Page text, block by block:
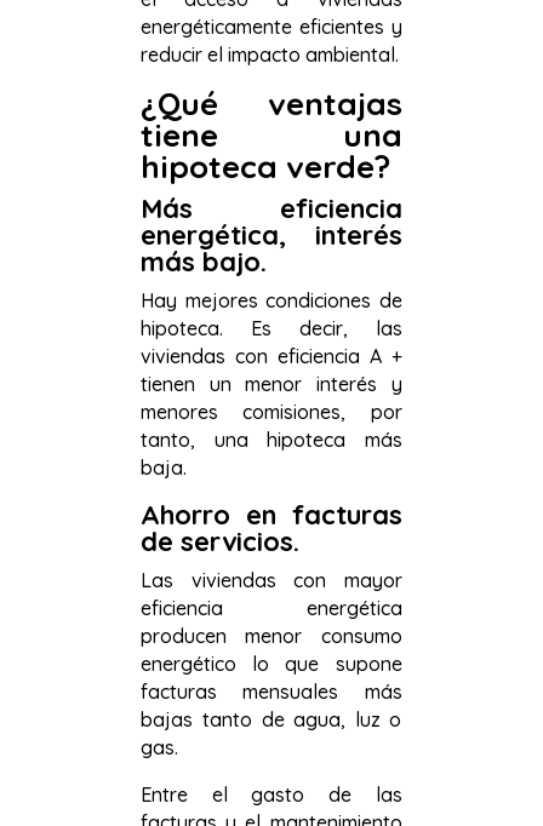
energéticamente eficientes y
reducir el impacto ambiental.
¿Qué ventajas
tiene una
hipoteca verde?
Más eficiencia
energética, interés
más bajo.
Hay mejores condiciones de
hipoteca. Es decir, las
viviendas con eficiencia A +
tienen un menor interés y
menores comisiones, por
tanto, una hipoteca más
baja.
Ahorro en facturas
de servicios.
Las viviendas con mayor
eficiencia energética
producen menor consumo
energético lo que supone
facturas mensuales más
bajas tanto de agua, luz o
gas.
Entre el gasto de las